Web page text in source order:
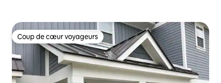
Coup de cœur voyageurs
Coup de cœur voyageurs